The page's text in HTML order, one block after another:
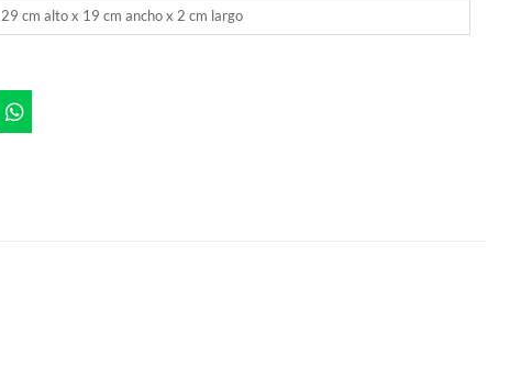
29 cm alto x 19 cm ancho x 2 cm largo